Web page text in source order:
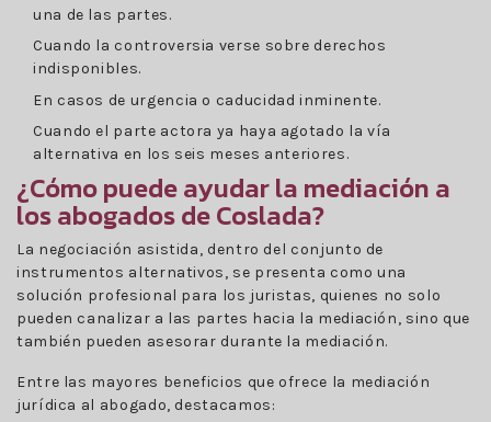
una de las partes.
Cuando la controversia verse sobre derechos
indisponibles.
En casos de urgencia o caducidad inminente.
Cuando el parte actora ya haya agotado la vía
alternativa en los seis meses anteriores.
¿Cómo puede ayudar la mediación a
los abogados de Coslada?
La negociación asistida, dentro del conjunto de
instrumentos alternativos, se presenta como una
solución profesional para los juristas, quienes no solo
pueden canalizar a las partes hacia la mediación, sino que
también pueden asesorar durante la mediación.
Entre las mayores beneficios que ofrece la mediación
jurídica al abogado, destacamos: